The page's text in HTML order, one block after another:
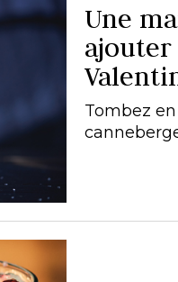
Une
ajouter
Tombez